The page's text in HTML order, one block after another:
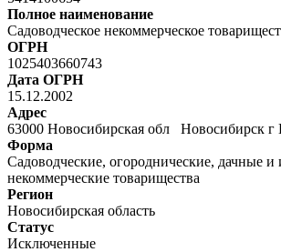
Полное наименование
Садоводческое некоммерческое
ОГРН
1025403660743
Дата ОГРН
15.12.2002
Адрес
63000 Новосибирская обл Новосибирск
Форма
Садоводческие, огороднические, дачные и
некоммерческие товарищества
Регион
Новосибирская область
Статус
Исключенные